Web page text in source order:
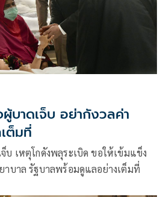
ผู้บาดเจ็บ อย่ากังวลค่า
ต็มที่
บ เหตุโกดังพลุระเบิด ขอให้เข้มแข็ง
าบาล รัฐบาลพร้อมดูแลอย่างเต็มที่